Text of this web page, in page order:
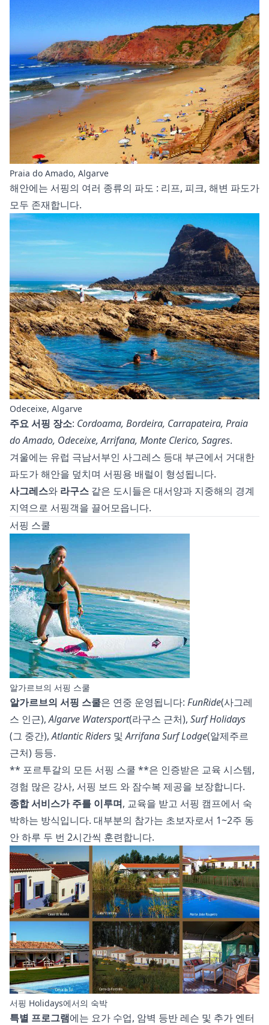
Praia do Amado, Algarve
해안에는 서핑의 여러 종류의 파도 : 리프, 피크, 해변 파도가
모두 존재합니다.
Odeceixe, Algarve
주요 서핑 장소: Cordoama, Bordeira, Carrapateira, Praia
do Amado, Odeceixe, Arrifana, Monte Clerico, Sagres.
겨울에는 유럽 극남서부인 사그레스 등대 부근에서 거대한
파도가 해안을 덮치며 서핑용 배럴이 형성됩니다.
사그레스와 라구스 같은 도시들은 대서양과 지중해의 경계
지역으로 서핑객을 끌어모읍니다.
서핑 스쿨
알가르브의 서핑 스쿨
알가르브의 서핑 스쿨은 연중 운영됩니다: FunRide(사그레
스 인근),Algarve Watersport(라구스 근처), Surf Holidays
(그 중간),Atlantic Riders 및Arrifana Surf Lodge(알제주르
근처) 등등.
** 포르투갈의 모든 서핑 스쿨 **은 인증받은 교육 시스템,
경험 많은 강사, 서핑 보드 와 잠수복 제공을 보장합니다.
종합 서비스가 주를 이루며, 교육을 받고 서핑 캠프에서 숙
박하는 방식입니다. 대부분의 참가는 초보자로서 1~2주 동
안 하루 두 번 2시간씩 훈련합니다.
서핑 Holidays에서의 숙박
특별 프로그램에는 요가 수업, 암벽 등반 레슨 및 추가 엔터